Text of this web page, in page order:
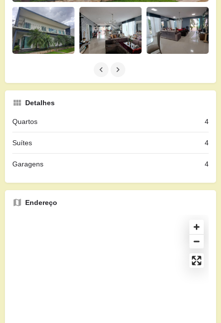
Detalhes
Quartos 4
Suítes 4
Garagens 4
Endereço